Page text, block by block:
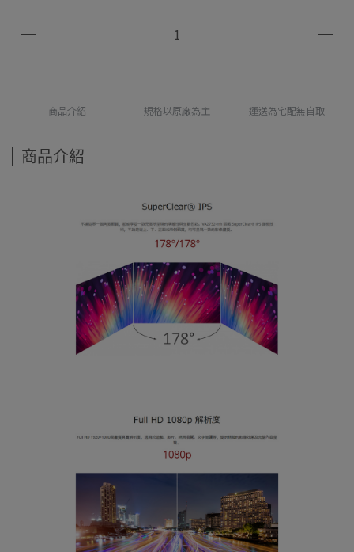
商品介紹 規格以原廠為主 運送為宅配無自取
商品介紹